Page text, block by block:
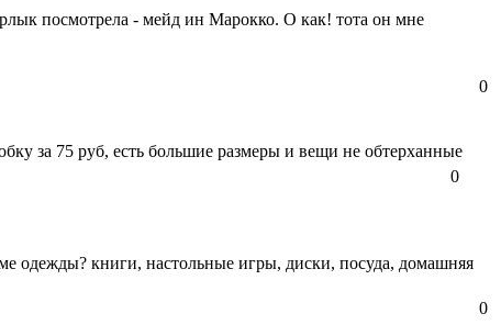
посмотрела - мейд ин Марокко. О как! тота он мне
0
за 75 руб, есть большие размеры и вещи не обтерханные
0
одежды? книги, настольные игры, диски, посуда, домашняя
0